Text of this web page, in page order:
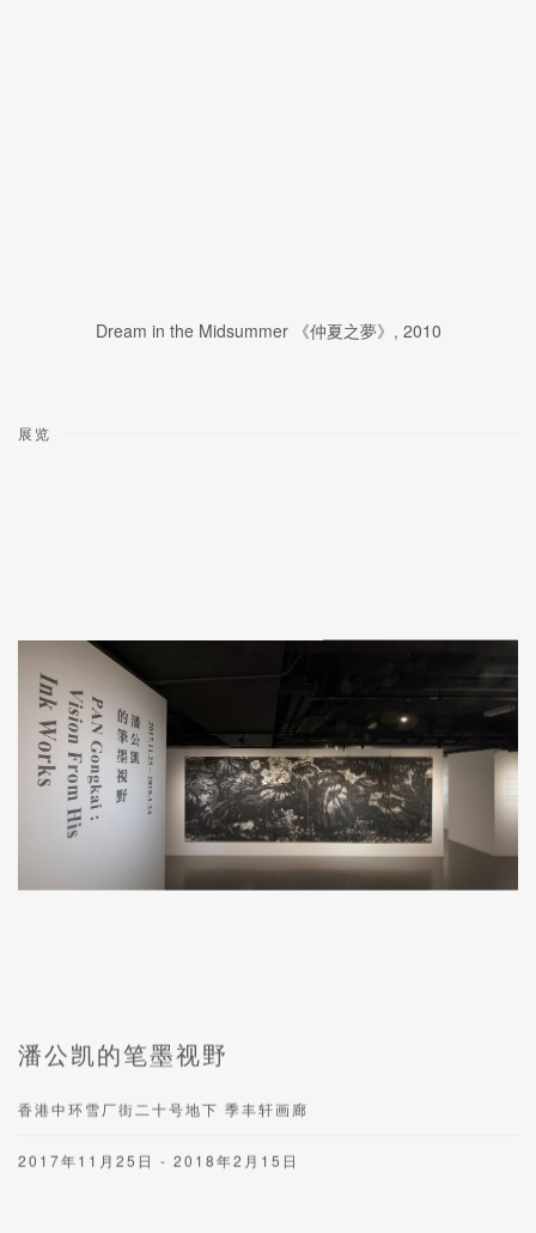
Dream in the Midsummer 《仲夏之夢》 , 2010
展览
潘公凯的笔墨视野
香港中环雪厂街二十号地下 季丰轩画廊
2017年11月25日 - 2018年2月15日